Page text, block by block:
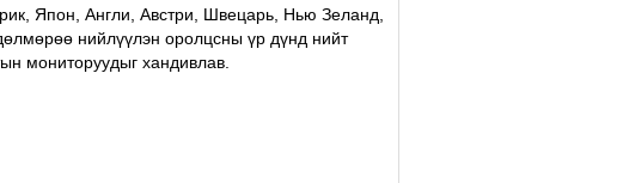
Япон, Англи, Австри, Швецарь, Нью Зеланд,
нийлүүлэн оролцсны үр дүнд нийт
мониторуудыг хандивлав.